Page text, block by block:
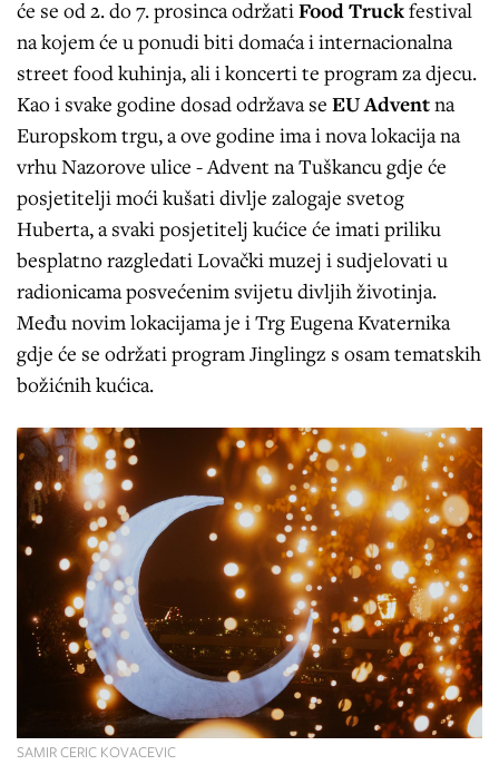
će se od 2. do 7. prosinca održatiFood Truckfestival
na kojem će u ponudi biti domaća i internacionalna
street food kuhinja, ali i koncerti te program za djecu.
Kao i svake godine dosad održava se EU Adventna
Europskom trgu, a ove godine ima i nova lokacija na
vrhu Nazorove ulice - Advent na Tuškancu gdje će
posjetitelji moći kušati divlje zalogaje svetog
Huberta, a svaki posjetitelj kućice će imati priliku
besplatno razgledati Lovački muzej i sudjelovati u
radionicama posvećenim svijetu divljih životinja.
Među novim lokacijama je i Trg Eugena Kvaternika
gdje će se održati program Jinglingz s osam tematskih
božićnih kućica.
SAMIR CERIC KOVACEVIC